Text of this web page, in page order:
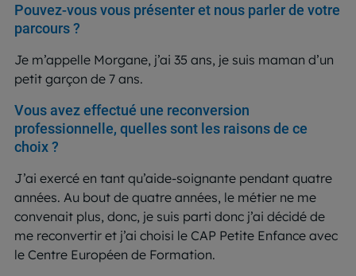
Pouvez-vous vous présenter et nous parler de votre
parcours ?
Je m’appelle Morgane, j’ai 35 ans, je suis maman d’un
petit garçon de 7 ans.
Vous avez effectué une reconversion
professionnelle, quelles sont les raisons de ce
choix ?
J’ai exercé en tant qu’aide-soignante pendant quatre
années. Au bout de quatre années, le métier ne me
convenait plus, donc, je suis parti donc j’ai décidé de
me reconvertir et j’ai choisi le CAP Petite Enfance avec
le Centre Européen de Formation.